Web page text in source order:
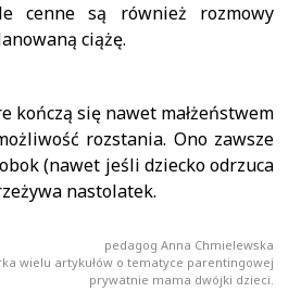
cenne są również rozmowy
ciążę.
kończą się nawet małżeństwem
rozstania. Ono zawsze
(nawet jeśli dziecko odrzuca
nastolatek.
pedagog Anna Chmielewska
wielu artykułów o tematyce parentingowej
prywatnie mama dwójki dzieci.